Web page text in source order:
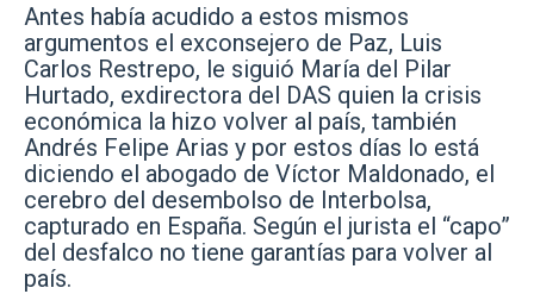
Antes había acudido a estos mismos
argumentos el exconsejero de Paz, Luis
Carlos Restrepo, le siguió María del Pilar
Hurtado, exdirectora del DAS quien la crisis
económica la hizo volver al país, también
Andrés Felipe Arias y por estos días lo está
diciendo el abogado de Víctor Maldonado, el
cerebro del desembolso de Interbolsa,
capturado en España. Según el jurista el “capo”
del desfalco no tiene garantías para volver al
país.